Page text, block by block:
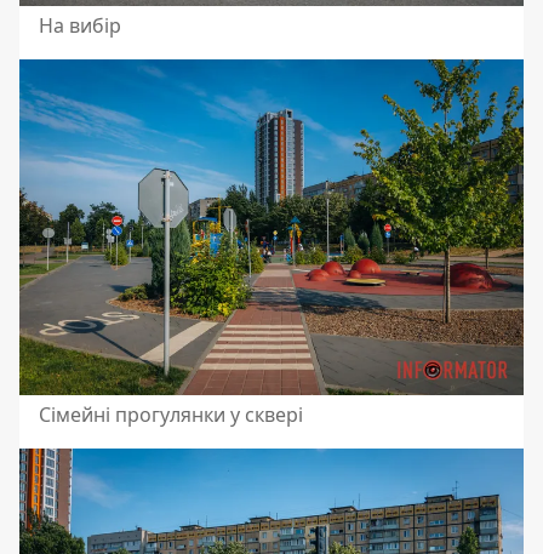
На вибір
Сімейні прогулянки у сквері